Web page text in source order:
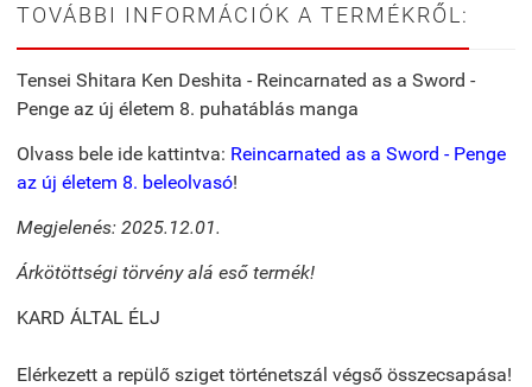
TOVÁBBI INFORMÁCIÓK A TERMÉKRŐL:
Tensei Shitara Ken Deshita - Reincarnated as a Sword -
Penge az új életem 8. puhatáblás manga
Olvass bele ide kattintva: Reincarnated as a Sword - Penge
az új életem 8. beleolvasó!
Megjelenés: 2025.12.01.
Árkötöttségi törvény alá eső termék!
KARD ÁLTAL ÉLJ
Elérkezett a repülő sziget történetszál végső összecsapása!